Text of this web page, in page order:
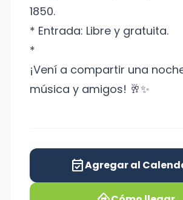
1850.
* Entrada: Libre y gratuita.
* ⁠
¡Vení a compartir una
música y amigos! 🥂✨
event_availableAgregar al